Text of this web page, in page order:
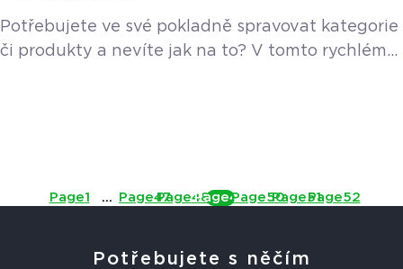
Potřebujete ve své pokladně spravovat kategorie
či produkty a nevíte jak na to? V tomto rychlém
Page1 … Page47
Page48
Page49
Page50
Page51
Page52
Potřebujete s něčím